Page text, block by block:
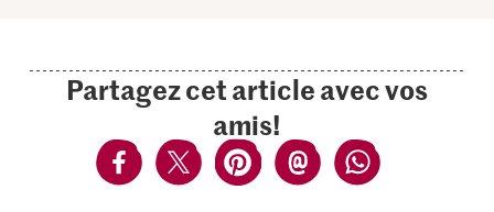
Partagez cet article avec vos
amis!